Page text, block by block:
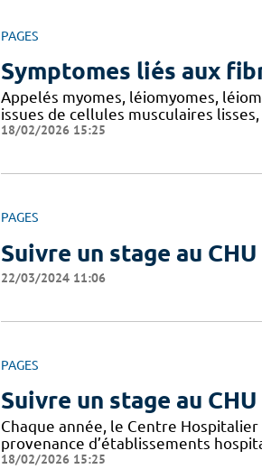
PAGES
Symptomes liés aux
Appelés myomes, léiomyomes,
issues de cellules musculaires
18/02/2026 15:25
PAGES
Suivre un stage au CHU
22/03/2024 11:06
PAGES
Suivre un stage au CHU
Chaque année, le Centre
provenance d’établissements
18/02/2026 15:25